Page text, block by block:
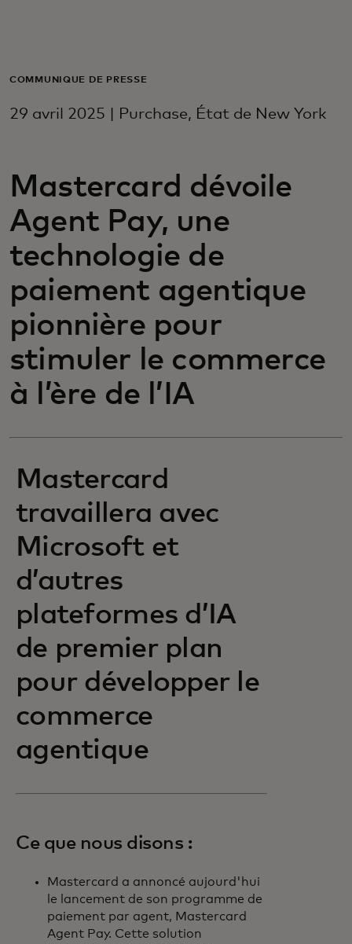
Pour les professionnels
Pour les innovateurs
Actualités et tendances
COMMUNIQUÉ DE PRESSE
29 avril 2025 | Purchase, État de New York
Mastercard dévoile
Agent Pay, une
technologie de
paiement agentique
pionnière pour
stimuler le commerce
à l’ère de l’IA
Mastercard
travaillera avec
Microsoft et
d’autres
plateformes d’IA
de premier plan
pour développer le
commerce
agentique
Ce que nous disons :
Mastercard a annoncé aujourd'hui
le lancement de son programme de
paiement par agent, Mastercard
Agent Pay. Cette solution